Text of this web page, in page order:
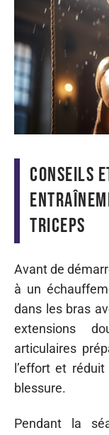
Conseils
triceps
Avant de
à un
dans les bras
extensions
articulaires
l’effort et
blessure.
Pendant la